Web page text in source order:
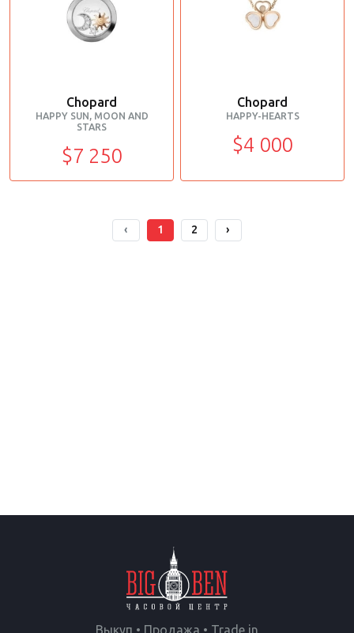
Chopard
HAPPY SUN, MOON AND
STARS
$7 250
Chopard
HAPPY-HEARTS
$4 000
‹ 1 2 ›
Выкуп • Продажа • Trade in